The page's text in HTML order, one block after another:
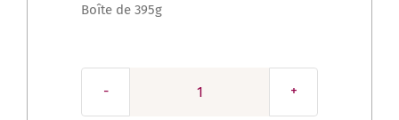
Boîte de 395g
quantité